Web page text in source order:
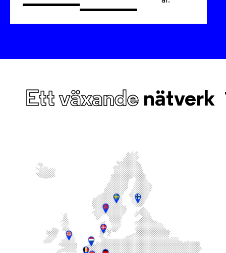
Ett växandenätverk